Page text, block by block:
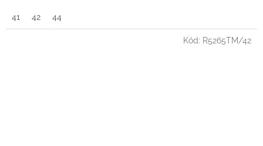
41 42 44
Kód: R5265TM/42